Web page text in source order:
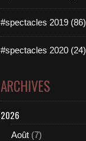
#spectacles 2019 (86)
#spectacles 2020 (24)
ARCHIVES
2026
Août (7)